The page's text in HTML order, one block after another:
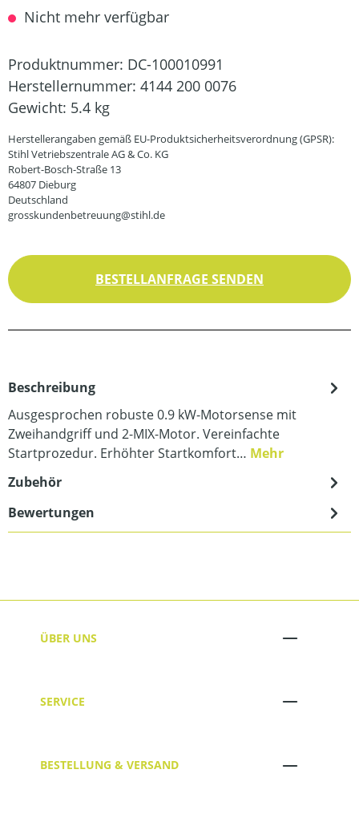
Nicht mehr verfügbar
Produktnummer: DC-100010991
Herstellernummer: 4144 200 0076
Gewicht: 5.4 kg
Herstellerangaben gemäß EU-Produktsicherheitsverordnung (GPSR):
Stihl Vetriebszentrale AG & Co. KG
Robert-Bosch-Straße 13
64807 Dieburg
Deutschland
grosskundenbetreuung@stihl.de
BESTELLANFRAGE SENDEN
Beschreibung
Ausgesprochen robuste 0.9 kW-Motorsense mit
Zweihandgriff und 2-MIX-Motor. Vereinfachte
Startprozedur. Erhöhter Startkomfort… Mehr
Zubehör
Bewertungen
ÜBER UNS
SERVICE
BESTELLUNG & VERSAND